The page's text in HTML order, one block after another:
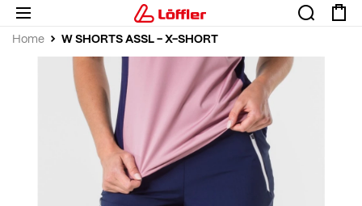
Home W SHORTS ASSL - X-SHORT